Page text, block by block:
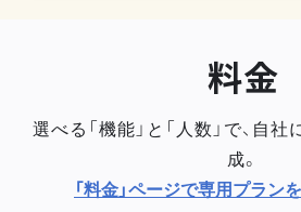
料金
選べる「機能」と「人数」で、自
成。
「料金」ページで専用プラン